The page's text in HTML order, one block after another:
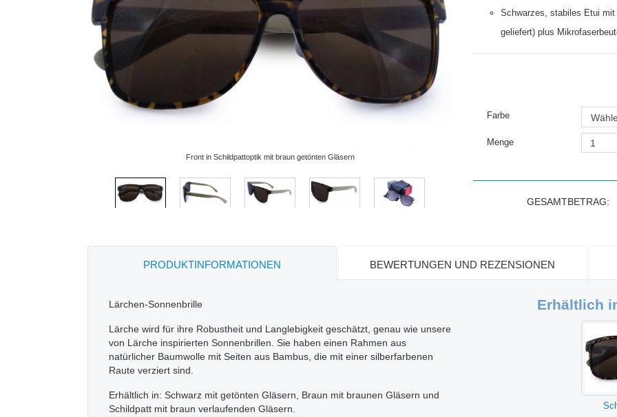
Front in Schildpattoptik mit braun getönten Gläsern
Schwarzes, stabiles Etui
geliefert) plus
Farbe
Menge
GESAMTBETRAG:
PRODUKTINFORMATIONEN BEWERTUNGEN UND REZENSIONEN
Erhältlich
Lärchen-Sonnenbrille
Lärche wird für ihre Robustheit und Langlebigkeit geschätzt, genau wie unsere
von Lärche inspirierten Sonnenbrillen. Sie haben einen Rahmen aus
natürlicher Baumwolle mit Seiten aus Bambus, die mit einer silberfarbenen
Raute verziert sind.
Erhältlich in: Schwarz mit getönten Gläsern, Braun mit braunen Gläsern und
Schildpatt mit braun verlaufenden Gläsern.